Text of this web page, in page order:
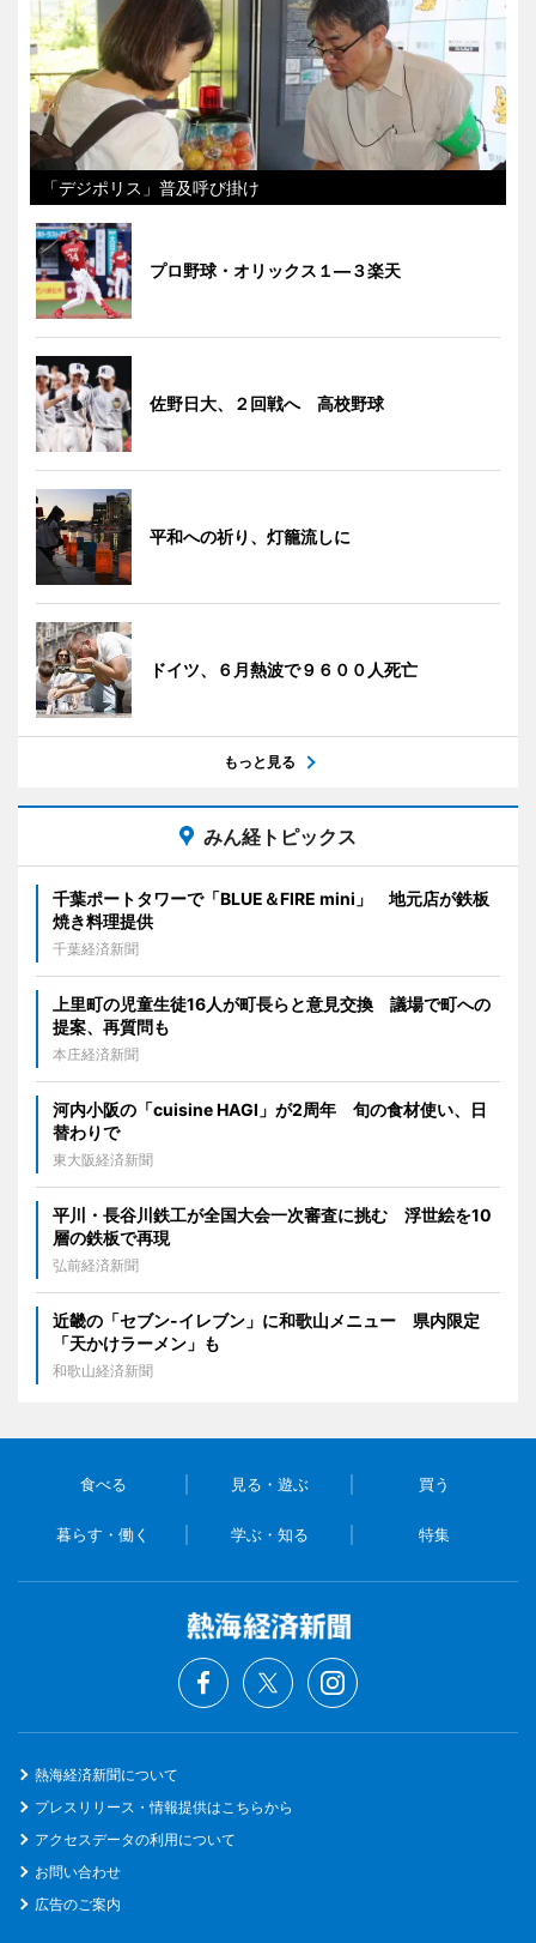
「デジポリス」普及呼び掛け
プロ野球・オリックス１―３楽天
佐野日大、２回戦へ 高校野球
平和への祈り、灯籠流しに
ドイツ、６月熱波で９６００人死亡
もっと見る
みん経トピックス
千葉ポートタワーで「BLUE＆FIRE mini」 地元店が鉄板
焼き料理提供
千葉経済新聞
上里町の児童生徒16人が町長らと意見交換 議場で町への
提案、再質問も
本庄経済新聞
河内小阪の「cuisine HAGI」が2周年 旬の食材使い、日
替わりで
東大阪経済新聞
平川・長谷川鉄工が全国大会一次審査に挑む 浮世絵を10
層の鉄板で再現
弘前経済新聞
近畿の「セブン-イレブン」に和歌山メニュー 県内限定
「天かけラーメン」も
和歌山経済新聞
食べる 見る・遊ぶ 買う
暮らす・働く 学ぶ・知る 特集
熱海経済新聞について
プレスリリース・情報提供はこちらから
アクセスデータの利用について
お問い合わせ
広告のご案内